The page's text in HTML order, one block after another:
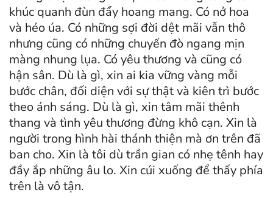
khúc quanh đùn đẩy hoang mang. Có nở hoa
và héo úa. Có những sợi đời dệt mãi vẫn thô
nhưng cũng có những chuyến đò ngang mịn
màng nhung lụa. Có yêu thương và cũng có
hận sân. Dù là gì, xin ai kia vững vàng mỗi
bước chân, đối diện với sự thật và kiên trì bước
theo ánh sáng. Dù là gì, xin tâm mãi thênh
thang và tình yêu thương đừng khô cạn. Xin là
người trong hình hài thánh thiện mà ơn trên đã
ban cho. Xin là tôi dù trần gian có nhẹ tênh hay
đầy ắp những âu lo. Xin cúi xuống để thấy phía
trên là vô tận.